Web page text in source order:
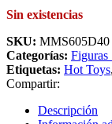
Sin existencias
SKU: MMS605D40
Categorías: Figuras
Etiquetas: Hot Toys,
Compartir:
Descripción